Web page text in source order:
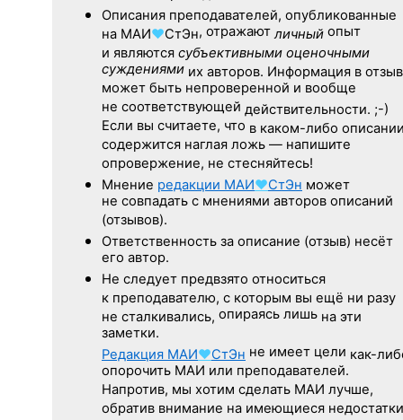
Описания преподавателей, опубликованные
на МАИ♥СтЭн, отражают личный опыт
и являются субъективными оценочными
суждениями их авторов. Информация в
может быть непроверенной и вообще
не соответствующей действительности. ;-)
Если вы считаете, что в каком-либо
содержится наглая ложь — напишите
опровержение, не стесняйтесь!
Мнение редакции МАИ♥СтЭн может
не совпадать с мнениями авторов описаний
(отзывов).
Ответственность за описание (отзыв) несёт
его автор.
Не следует предвзято относиться
к преподавателю, с которым вы ещё ни разу
не сталкивались, опираясь лишь на эти
заметки.
Редакция МАИ♥СтЭн не имеет цели как-
опорочить МАИ или преподавателей.
Напротив, мы хотим сделать МАИ лучше,
обратив внимание на имеющиеся